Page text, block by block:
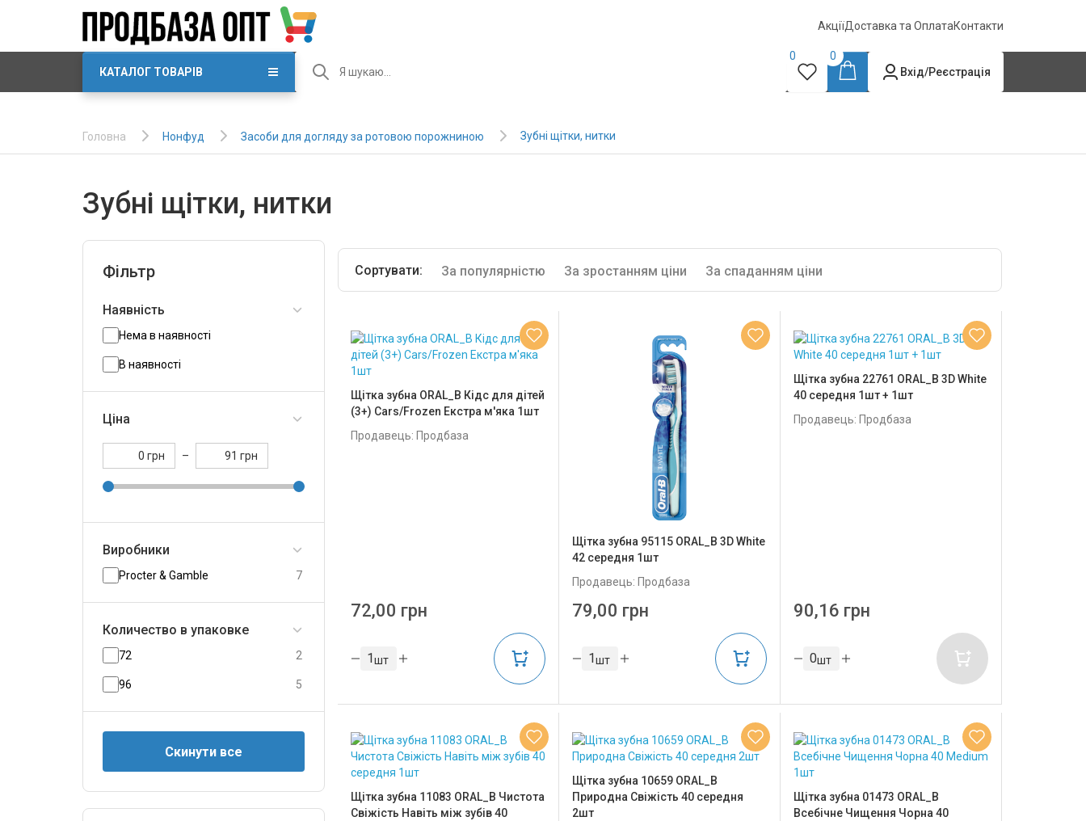
АкціїДоставка та ОплатаКонтакти
КАТАЛОГ ТОВАРІВ
0
0
Вхід/Реєстрація
Головна Нонфуд Засоби для догляду за ротовою порожниною Зубні щітки, нитки
Зубні щітки, нитки
Фільтр
Наявність
Нема в наявності
В наявності
Ціна
грн – грн
Виробники
Procter & Gamble 7
Количество в упаковке
72 2
96 5
Сортувати: За популярністю За зростанням ціни За спаданням ціни
Щітка зубна ORAL_B Кідс для дiтей
(3+) Cars/Frozen Екстра м'яка 1шт
Продавець: Продбаза
72,00 грн
шт
Щітка зубна 95115 ORAL_B 3D White
42 cередня 1шт
Продавець: Продбаза
79,00 грн
шт
Щітка зубна 22761 ORAL_B 3D White
40 cередня 1шт + 1шт
Продавець: Продбаза
90,16 грн
шт
Щітка зубна 11083 ORAL_B Чистота
Свіжість Навіть між зубів 40
Щітка зубна 10659 ORAL_B
Природна Свіжість 40 ceредня
2шт
Щітка зубна 01473 ORAL_B
Всебічне Чищення Чорна 40